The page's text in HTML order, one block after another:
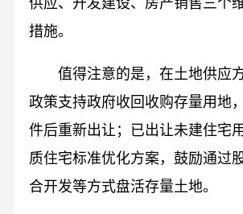
供应、开发建设、房产销售三个
措施。
值得注意的是，在土地供应
政策支持政府收回收购存量用地
件后重新出让；已出让未建住宅
质住宅标准优化方案，鼓励通过
合开发等方式盘活存量土地。